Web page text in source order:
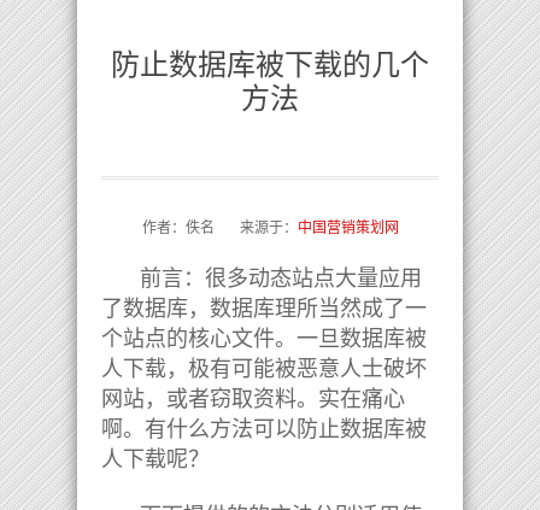
防止数据库被下载的几个
方法
作者：佚名 来源于： 中国营销策划网
前言：很多动态站点大量应用
了数据库，数据库理所当然成了一
个站点的核心文件。一旦数据库被
人下载，极有可能被恶意人士破坏
网站，或者窃取资料。实在痛心
啊。有什么方法可以防止数据库被
人下载呢？